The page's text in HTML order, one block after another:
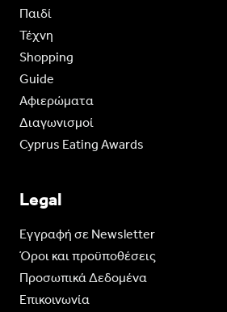
Παιδί
Τέχνη
Shopping
Guide
Aφιερώματα
Διαγωνισμοί
Cyprus Eating Awards
Legal
Eγγραφή σε Newsletter
Όροι και προϋποθέσεις
Προσωπικά Δεδομένα
Επικοινωνία